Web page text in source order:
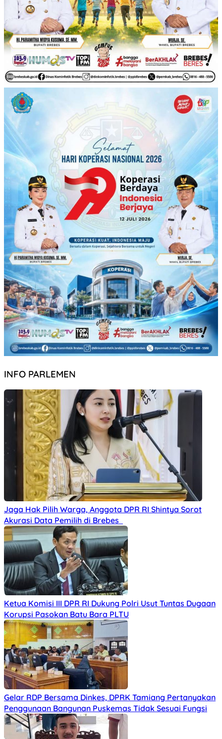
INFO PARLEMEN
Jaga Hak Pilih Warga, Anggota DPR RI Shintya Sorot
Akurasi Data Pemilih di Brebes
Ketua Komisi III DPR RI Dukung Polri Usut Tuntas Dugaan
Korupsi Pasokan Batu Bara PLTU
Gelar RDP Bersama Dinkes, DPRK Tamiang Pertanyakan
Penggunaan Bangunan Puskemas Tidak Sesuai Fungsi